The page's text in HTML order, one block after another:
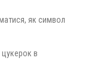
як символ
в